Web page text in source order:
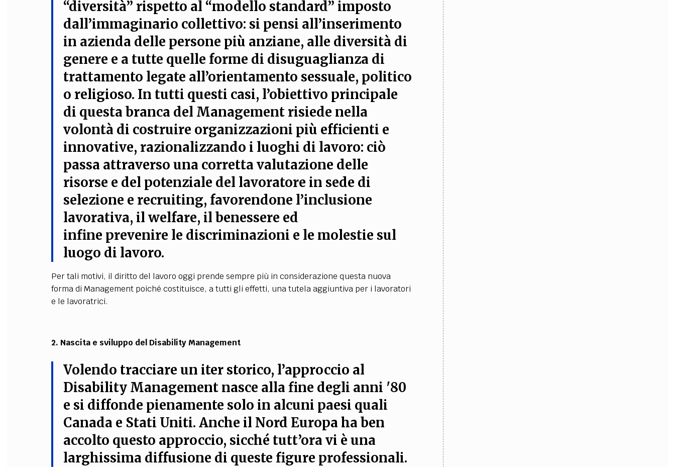
“diversità” rispetto al “modello standard” imposto
dall’immaginario collettivo: si pensi all’inserimento
in azienda delle persone più anziane, alle diversità di
genere e a tutte quelle forme di disuguaglianza di
trattamento legate all’orientamento sessuale, politico
o religioso. In tutti questi casi, l’obiettivo principale
di questa branca del Management risiede nella
volontà di costruire organizzazioni più efficienti e
innovative, razionalizzando i luoghi di lavoro: ciò
passa attraverso una corretta valutazione delle
risorse e del potenziale del lavoratore in sede di
selezione e recruiting, favorendone l’inclusione
lavorativa, il welfare, il benessere ed
infine prevenire le discriminazioni e le molestie sul
luogo di lavoro.
Per tali motivi, il diritto del lavoro oggi prende sempre più in considerazione questa nuova
forma di Management poiché costituisce, a tutti gli effetti, una tutela aggiuntiva per i lavoratori
e le lavoratrici.
2. Nascita e sviluppo del Disability Management
Volendo tracciare un iter storico, l’approccio al
Disability Management nasce alla fine degli anni '80
e si diffonde pienamente solo in alcuni paesi quali
Canada e Stati Uniti. Anche il Nord Europa ha ben
accolto questo approccio, sicché tutt’ora vi è una
larghissima diffusione di queste figure professionali.